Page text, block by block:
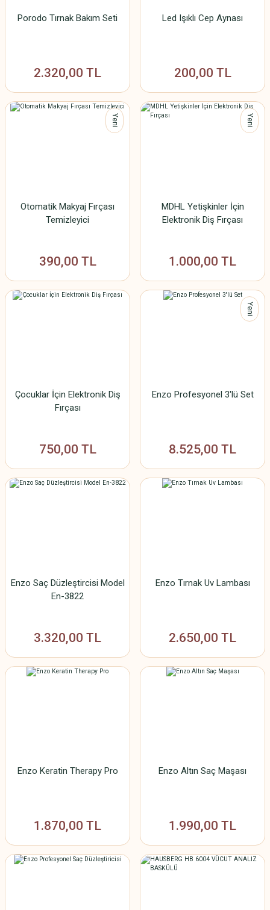
Porodo Tırnak Bakım Seti
2.320,00 TL
Led Işıklı Cep Aynası
200,00 TL
Yeni
Otomatik Makyaj Fırçası
Temizleyici
390,00 TL
Yeni
MDHL Yetişkinler İçin
Elektronik Diş Fırçası
1.000,00 TL
Çocuklar İçin Elektronik Diş
Fırçası
750,00 TL
Yeni
Enzo Profesyonel 3'lü Set
8.525,00 TL
Enzo Saç Düzleştircisi Model
En-3822
3.320,00 TL
Enzo Tırnak Uv Lambası
2.650,00 TL
Enzo Keratin Therapy Pro
1.870,00 TL
Enzo Altın Saç Maşası
1.990,00 TL